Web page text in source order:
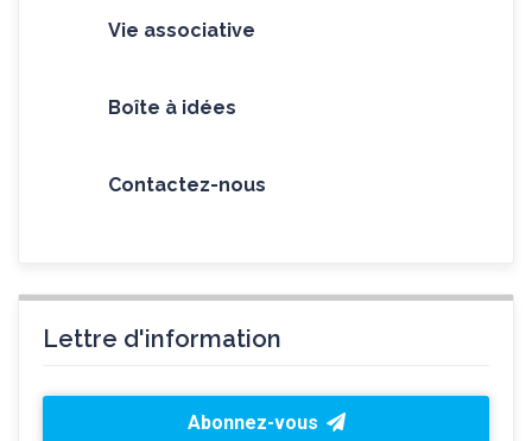
Vie associative
Boîte à idées
Contactez-nous
Lettre d'information
Abonnez-vous